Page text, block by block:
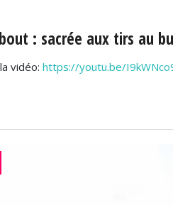
: sacrée aux tirs au
vidéo: https://youtu.be/